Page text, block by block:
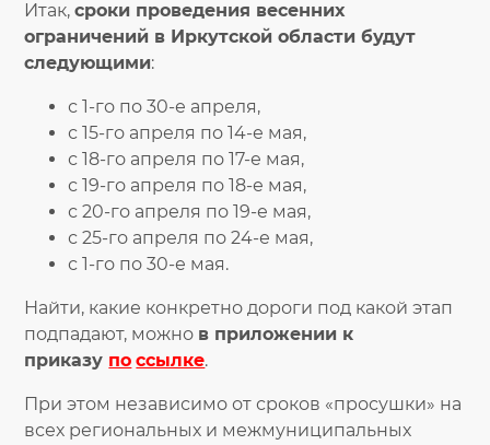
Итак,сроки проведения весенних
ограничений в Иркутской области будут
следующими:
с 1-го по 30-е апреля,
с 15-го апреля по 14-е мая,
с 18-го апреля по 17-е мая,
с 19-го апреля по 18-е мая,
с 20-го апреля по 19-е мая,
с 25-го апреля по 24-е мая,
с 1-го по 30-е мая.
Найти, какие конкретно дороги под какой этап
подпадают, можно в приложении к
приказу по ссылке.
При этом независимо от сроков «просушки» на
всех региональных и межмуниципальных